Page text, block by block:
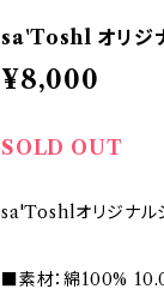
sa'Toshl オリジ
¥8,000
SOLD OUT
sa'Toshlオリジナル
■素材：綿100%